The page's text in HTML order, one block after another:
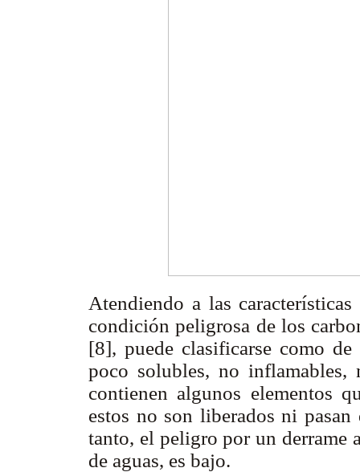
Atendiendo a las
condición peligrosa de los
[8], puede clasificarse como
poco solubles, no inflamables,
contienen algunos elementos
estos no son liberados ni
tanto, el peligro por un derrame
de aguas, es bajo.